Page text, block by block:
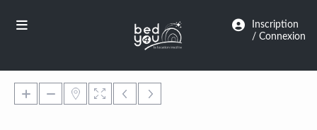
Inscription
/ Connexion